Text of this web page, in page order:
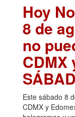
Hoy
8 de
no
CDMX
Este sábado 8
CDMX y